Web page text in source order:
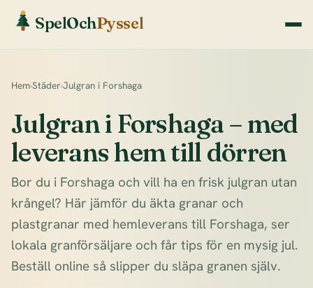
SpelOchPyssel
Hem›Städer›Julgran i Forshaga
Julgran i Forshaga – med
leverans hem till dörren
Bor du i Forshaga och vill ha en frisk julgran utan
krångel? Här jämför du äkta granar och
plastgranar med hemleverans till Forshaga, ser
lokala granförsäljare och får tips för en mysig jul.
Beställ online så slipper du släpa granen själv.